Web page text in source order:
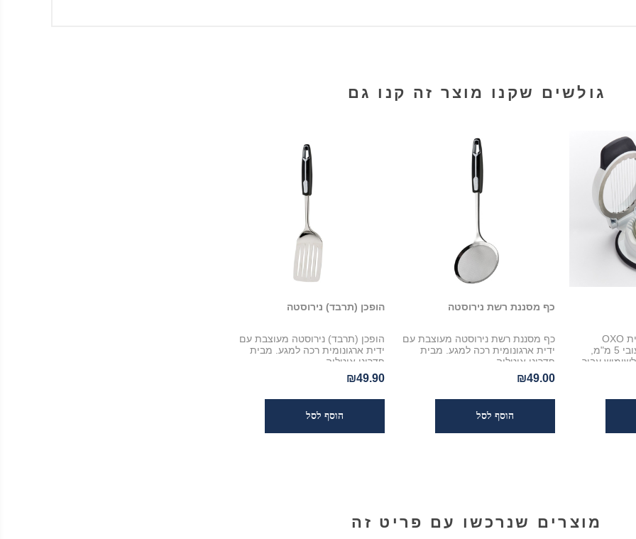
גולשים שקנו מוצר זה קנו גם
פורס ביצים קשות מבית OXO
לפרוסות מושלמות בעובי 5 מ"מ,
עבור
כף מסננת רשת נירוסטה
כף מסננת רשת נירוסטה מעוצבת עם
ידית ארגונומית רכה למגע. מבית
פדריני איטליה
₪49.00
הופכן (תרבד) נירוסטה
הופכן (תרבד) נירוסטה מעוצבת עם
ידית ארגונומית רכה למגע. מבית
פדריני איטליה
₪49.90
מוצרים שנרכשו עם פריט זה